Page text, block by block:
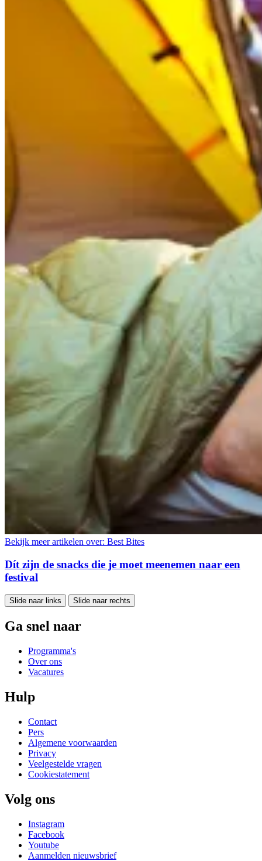
Bekijk meer artikelen over: Best Bites
Dít zijn de snacks die je moet meenemen naar een
festival
Slide naar links Slide naar rechts
Ga snel naar
Programma's
Over ons
Vacatures
Hulp
Contact
Pers
Algemene voorwaarden
Privacy
Veelgestelde vragen
Cookiestatement
Volg ons
Instagram
Facebook
Youtube
Aanmelden nieuwsbrief